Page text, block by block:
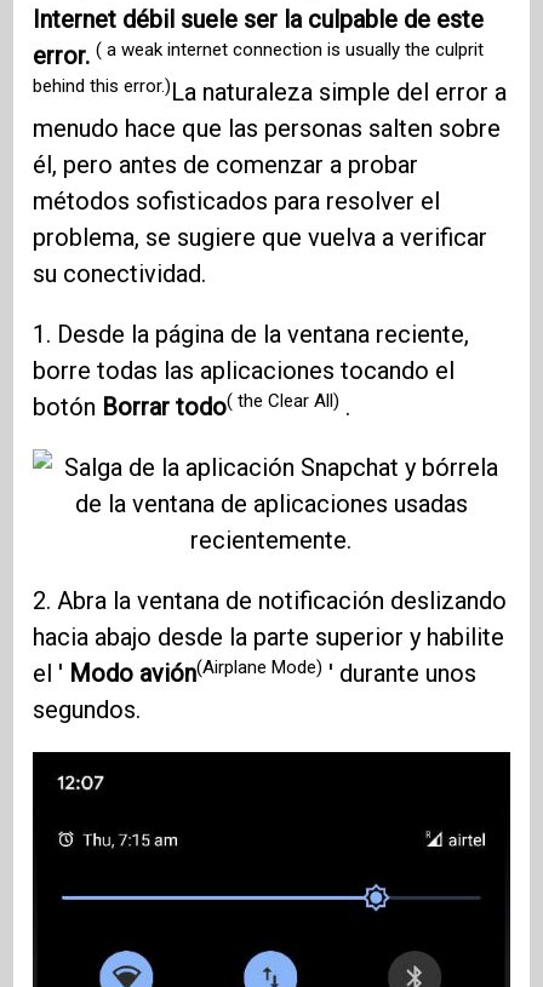
Internet débil suele ser la culpable de este
error.( a weak internet connection is usually the culprit
behind this error.)La naturaleza simple del error a
menudo hace que las personas salten sobre
él, pero antes de comenzar a probar
métodos sofisticados para resolver el
problema, se sugiere que vuelva a verificar
su conectividad.
1. Desde la página de la ventana reciente,
borre todas las aplicaciones tocando el
botón Borrar todo( the Clear All) .
2. Abra la ventana de notificación deslizando
hacia abajo desde la parte superior y habilite
el ' Modo avión(Airplane Mode) ' durante unos
segundos.